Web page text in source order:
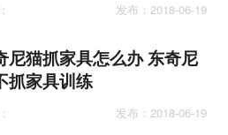
发布：2018-06-19
尼猫抓家具怎么办 东奇尼
抓家具训练
发布：2018-06-19